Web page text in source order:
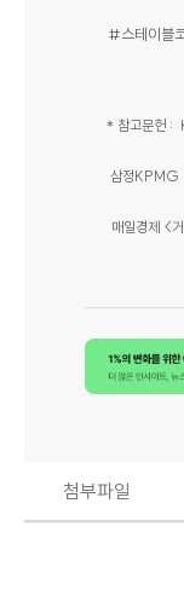
#스테이블
＊참고문헌 :
삼정KPMG
매일경제 <
첨부파일